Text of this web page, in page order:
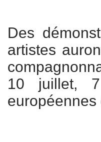
Des
artistes
10 juillet, 7